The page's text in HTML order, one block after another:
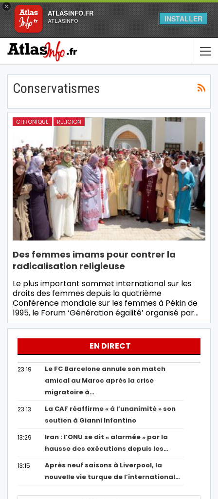
×
ATLASINFO.FR
ATLASINFO INSTALLER
Conservatismes
CHRONIQUE RELIGION
Des femmes imams pour contrer la
radicalisation religieuse
Le plus important sommet international sur les
droits des femmes depuis la quatrième
Conférence mondiale sur les femmes à Pékin de
1995, le Forum ‘Génération égalité’ organisé par…
EN DIRECT
23:19
Le FC Barcelone annule son match
amical au Maroc après la crise
migratoire à…
23:13
La CAF réaffirme « à l’unanimité » son
soutien à Gianni Infantino
13:29
Iran : l’ONU se dit « alarmée » par la
hausse des exécutions depuis les…
13:15
Après neuf saisons à Liverpool, la
nouvelle vie turque de l’international…